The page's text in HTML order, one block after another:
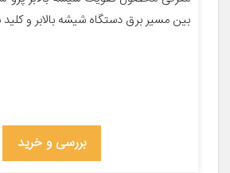
بین مسیر برق دستگاه شیشه بالابر و
بررسی و خرید